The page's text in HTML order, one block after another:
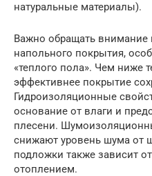
натуральные материалы).
Важно обращать внимание
напольного покрытия,
«теплого пола». Чем ниже
эффективнее покрытие
Гидроизоляционные
основание от влаги и
плесени.
снижают уровень шума от
подложки также зависит
отоплением.